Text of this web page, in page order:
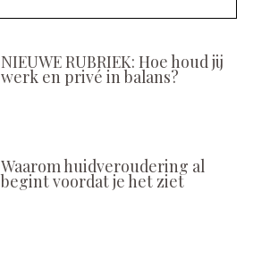
NIEUWE RUBRIEK: Hoe houd jij
werk en privé in balans?
Waarom huidveroudering al
begint voordat je het ziet